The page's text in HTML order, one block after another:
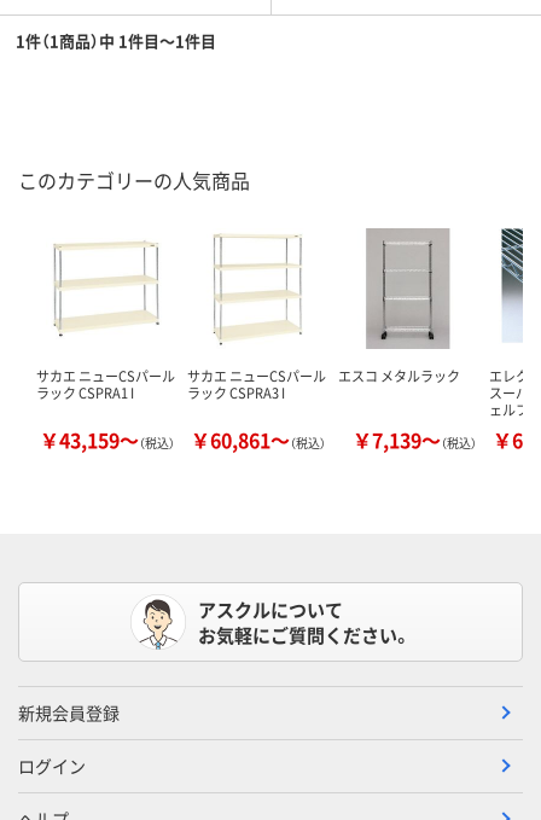
1件（1商品）中 1件目～1件目
このカテゴリーの人気商品
サカエ ニューCSパール
ラック CSPRA1 I
￥43,159～（税込）
サカエ ニューCSパール
ラック CSPRA3 I
￥60,861～（税込）
エスコ メタルラック
￥7,139～（税込）
エレクタ
スーパ
ェルフ
￥
アスクルについて
お気軽にご質問ください。
新規会員登録
ログイン